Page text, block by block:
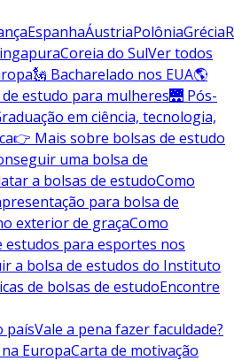
EspanhaÁustriaPolôniaGrécia
Coreia do SulVer todos
🗽 Bacharelado nos EUA🌎
de estudo para mulheres🌉 Pós-
em ciência, tecnologia,
👉 Mais sobre bolsas de estudo
uma bolsa de
a bolsas de estudoComo
para bolsa de
exterior de graçaComo
estudos para esportes nos
a bolsa de estudos do Instituto
de bolsas de estudoEncontre
paísVale a pena fazer faculdade?
EuropaCarta de motivação